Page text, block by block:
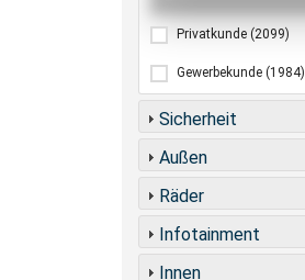
Privatkunde (2099)
Gewerbekunde (1984)
Sicherheit
Außen
Räder
Infotainment
Innen